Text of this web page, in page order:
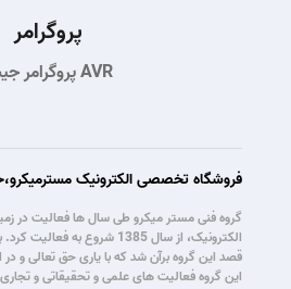
پروگرامر
پروگرامر جیبی AVR
فروشگاه تخصصی الکترونیک
گروه فنی مستر میکرو طی سال ها فعالیت در
الکترونیک، از سال 1385 شروع
قصد این گروه برآن شد که با یاری حق تعالی و
این گروه فعالیت های علمی و تحقیقاتی و تجاری